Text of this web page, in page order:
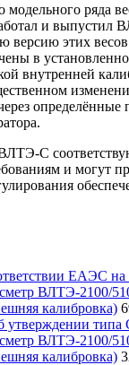
модельного ряда
и выпустил
версию этих
в
внутренней
определённые
С
и могут
ЕАЭС
ВЛТЭ-2100/
калибровка)
утверждении
ВЛТЭ-2100/
калибровка)